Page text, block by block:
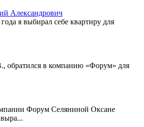
Александрович
я выбирал себе квартиру для
обратился в компанию «Форум» для
Форум Селяниной Оксане